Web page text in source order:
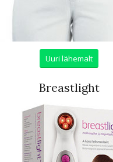
Uuri lähemalt
Breastlight